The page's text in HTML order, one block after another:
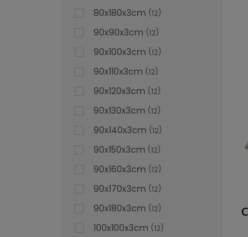
80x180x3cm 12
90x90x3cm 12
90x100x3cm 12
90x110x3cm 12
90x120x3cm 12
90x130x3cm 12
90x140x3cm 12
90x150x3cm 12
90x160x3cm 12
90x170x3cm 12
90x180x3cm 12
100x100x3cm 12